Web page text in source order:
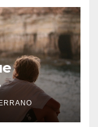
N
T
A
R
I
O
S
O
H
A
Y
N